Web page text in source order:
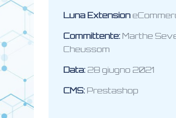
Luna Extension
Committente: Marthe
Cheussom
Data: 28 giugno 2021
CMS: Prestashop